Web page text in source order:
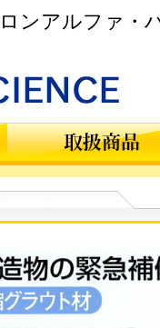
ンアルファ・